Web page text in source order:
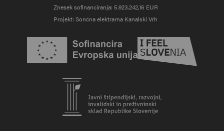
Znesek sofinanciranja: 5.923.242,16 EUR
Projekt: Sončna elektrarna Kanalski Vrh